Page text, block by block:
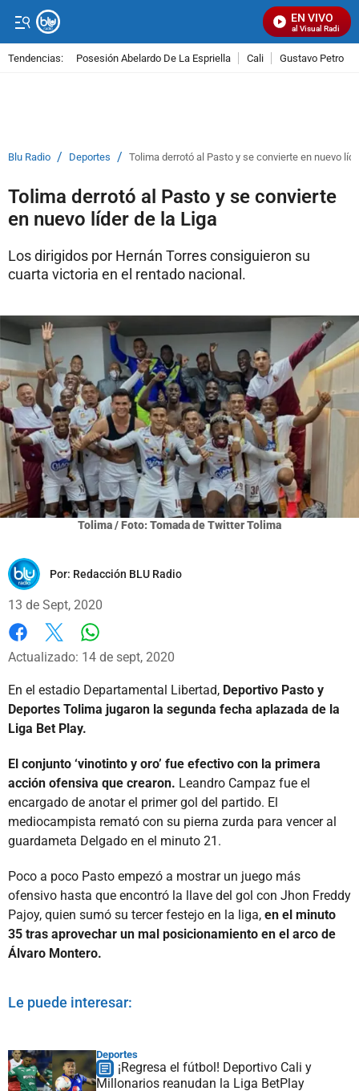
EN VIVO
Señal Visual Radio
Tendencias: Posesión Abelardo De La Espriella Cali Gustavo Petro
Blu Radio / Deportes / Tolima derrotó al Pasto y se convierte en nuevo
Tolima derrotó al Pasto y se convierte
en nuevo líder de la Liga
Los dirigidos por Hernán Torres consiguieron su
cuarta victoria en el rentado nacional.
Tolima / Foto: Tomada de Twitter Tolima
Por: Redacción BLU Radio
13 de Sept, 2020
Facebook
X
Actualizado: 14 de sept, 2020
En el estadio Departamental Libertad, Deportivo Pasto y
Deportes Tolima jugaron la segunda fecha aplazada de la
Liga Bet Play.
El conjunto ‘vinotinto y oro’ fue efectivo con la primera
acción ofensiva que crearon. Leandro Campaz fue el
encargado de anotar el primer gol del partido. El
mediocampista remató con su pierna zurda para vencer al
guardameta Delgado en el minuto 21.
Poco a poco Pasto empezó a mostrar un juego más
ofensivo hasta que encontró la llave del gol con Jhon Freddy
Pajoy, quien sumó su tercer festejo en la liga, en el minuto
35 tras aprovechar un mal posicionamiento en el arco de
Álvaro Montero.
Le puede interesar:
Deportes
¡Regresa el fútbol! Deportivo Cali y
Millonarios reanudan la Liga BetPlay